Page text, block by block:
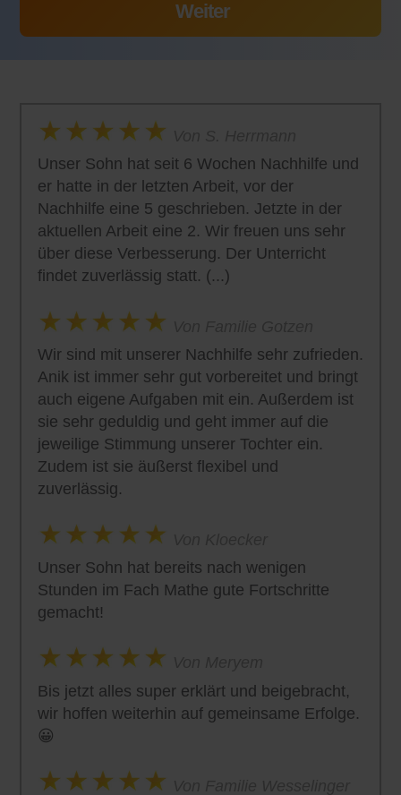
Unser Sohn hat seit 6 Wochen Nachhilfe und
er hatte in der letzten Arbeit, vor der
Nachhilfe eine 5 geschrieben. Jetzte in der
aktuellen Arbeit eine 2. Wir freuen uns sehr
über diese Verbesserung. Der Unterricht
findet zuverlässig statt. (...)
Wir sind mit unserer Nachhilfe sehr zufrieden.
Anik ist immer sehr gut vorbereitet und bringt
auch eigene Aufgaben mit ein. Außerdem ist
sie sehr geduldig und geht immer auf die
jeweilige Stimmung unserer Tochter ein.
Zudem ist sie äußerst flexibel und
zuverlässig.
Unser Sohn hat bereits nach wenigen
Stunden im Fach Mathe gute Fortschritte
gemacht!
Bis jetzt alles super erklärt und beigebracht,
wir hoffen weiterhin auf gemeinsame Erfolge.
😀